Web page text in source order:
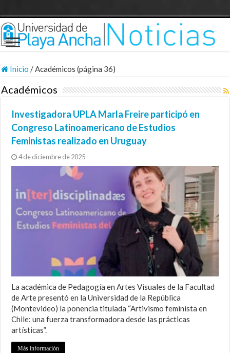
Inicio /Académicos (página 36)
Académicos
Investigadora UPLA Marla Freire participó en
Congreso Latinoamericano de Estudios
Feministas realizado en Uruguay
4 de diciembre de 2025
La académica de Pedagogía en Artes Visuales de la Facultad
de Arte presentó en la Universidad de la República
(Montevideo) la ponencia titulada “Artivismo feminista en
Chile: una fuerza transformadora desde las prácticas
artísticas”.
Más información